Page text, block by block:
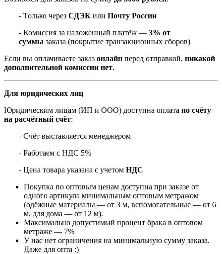
- Только через СДЭК или Почту России
- Комиссия за наложенный платёж — 3% от
суммы заказа (покрытие транзакционных сборов)
Если вы оплачиваете заказ онлайн перед отправкой, никакой
дополнительной комиссии нет.
Для юридических лиц
Юридическим лицам (ИП и ООО) доступна оплата по счёту
на расчётный счёт:
- Счёт выставляется менеджером
- Работаем с НДС 5%
- Цена товара указана с учетом НДС
Покупка по оптовым ценам доступна при заказе от
одного артикула минимальным оптовым метражом
(одёжные материалы — от 3 м, вспомогательные — от 6
м, для дома — от 12 м).
Максимально допустимый процент брака в оптовом
метраже — 7%
У нас нет ограничения на минимальную сумму заказа.
Даже для опта :)